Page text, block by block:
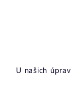
U našich